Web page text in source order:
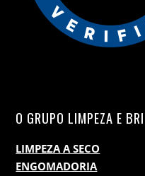
O GRUPO LIMPEZA E
LIMPEZA A SECO
ENGOMADORIA